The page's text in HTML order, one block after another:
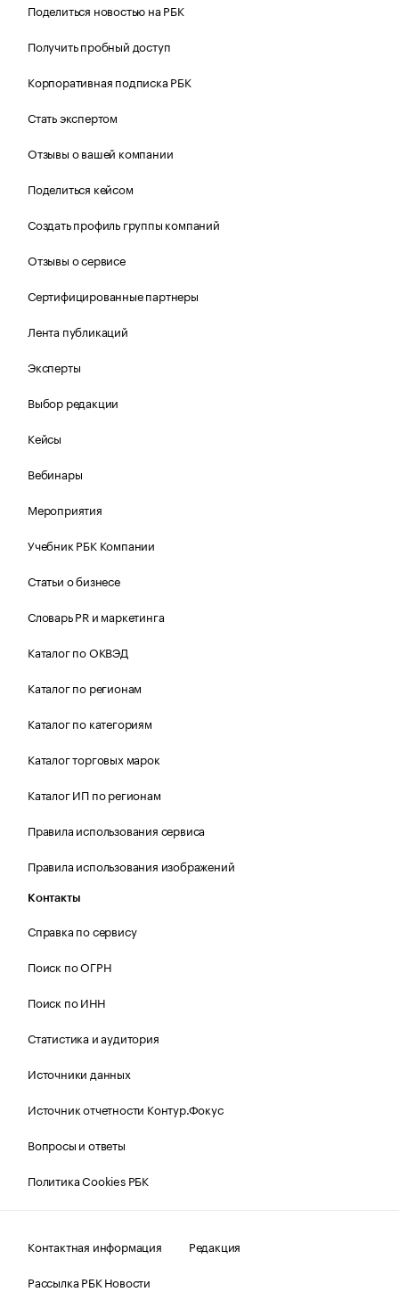
Поделиться новостью на РБК
Получить пробный доступ
Корпоративная подписка РБК
Стать экспертом
Отзывы о вашей компании
Поделиться кейсом
Создать профиль группы компаний
Отзывы о сервисе
Сертифицированные партнеры
Лента публикаций
Эксперты
Выбор редакции
Кейсы
Вебинары
Мероприятия
Учебник РБК Компании
Статьи о бизнесе
Словарь PR и маркетинга
Каталог по ОКВЭД
Каталог по регионам
Каталог по категориям
Каталог торговых марок
Каталог ИП по регионам
Правила использования сервиса
Правила использования изображений
Контакты
Справка по сервису
Поиск по ОГРН
Поиск по ИНН
Статистика и аудитория
Источники данных
Источник отчетности Контур.Фокус
Вопросы и ответы
Политика Cookies РБК
Контактная информация
Редакция
Рассылка РБК Новости